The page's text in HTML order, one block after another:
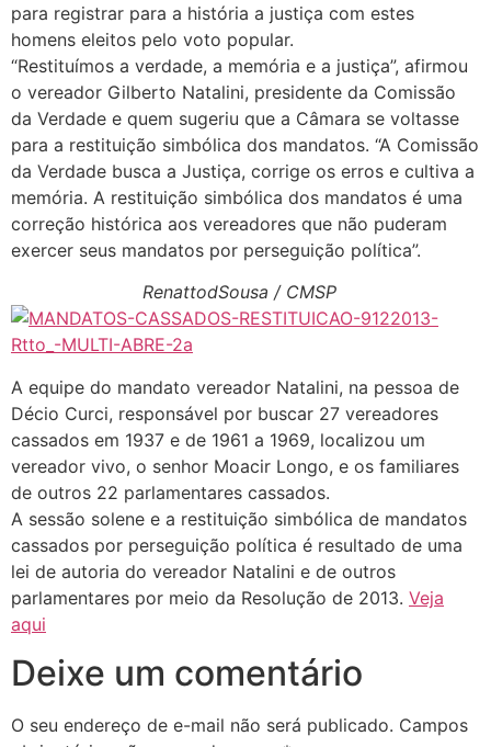
para registrar para a história a justiça com estes
homens eleitos pelo voto popular.
“Restituímos a verdade, a memória e a justiça”, afirmou
o vereador Gilberto Natalini, presidente da Comissão
da Verdade e quem sugeriu que a Câmara se voltasse
para a restituição simbólica dos mandatos. “A Comissão
da Verdade busca a Justiça, corrige os erros e cultiva a
memória. A restituição simbólica dos mandatos é uma
correção histórica aos vereadores que não puderam
exercer seus mandatos por perseguição política”.
RenattodSousa / CMSP
A equipe do mandato vereador Natalini, na pessoa de
Décio Curci, responsável por buscar 27 vereadores
cassados em 1937 e de 1961 a 1969, localizou um
vereador vivo, o senhor Moacir Longo, e os familiares
de outros 22 parlamentares cassados.
A sessão solene e a restituição simbólica de mandatos
cassados por perseguição política é resultado de uma
lei de autoria do vereador Natalini e de outros
parlamentares por meio da Resolução de 2013. Veja
aqui
Deixe um comentário
O seu endereço de e-mail não será publicado. Campos